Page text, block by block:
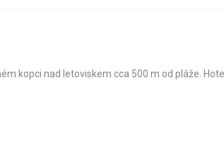
kopci nad letoviskem cca 500 m od pláže.